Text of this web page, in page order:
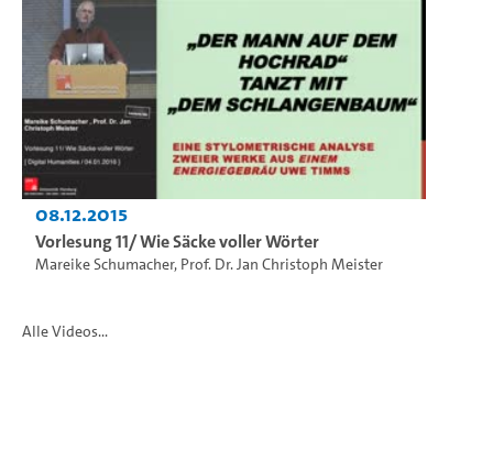
08.12.2015
Vorlesung 11/ Wie Säcke voller Wörter
Mareike Schumacher, Prof. Dr. Jan Christoph Meister
Alle Videos...